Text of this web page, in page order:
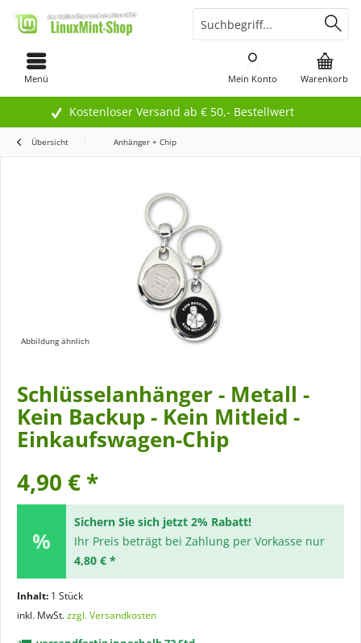
Kostenloser Versand ab € 50,- Bestellwert
Menü Warenkorb
Mein Konto
Übersicht Anhänger + Chip
Abbildung ähnlich
Schlüsselanhänger - Metall -
Kein Backup - Kein Mitleid -
Einkaufswagen-Chip
4,90 € *
Sichern Sie sich jetzt 2% Rabatt!
Ihr Preis beträgt bei Zahlung per Vorkasse nur
4,80 € *
Inhalt: 1 Stück
inkl. MwSt.zzgl. Versandkosten